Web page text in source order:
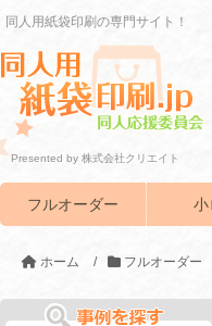
同人用紙袋印刷の専門サイト！
Presented by 株式会社クリエイト
フルオーダー 小
ホーム / フルオーダー